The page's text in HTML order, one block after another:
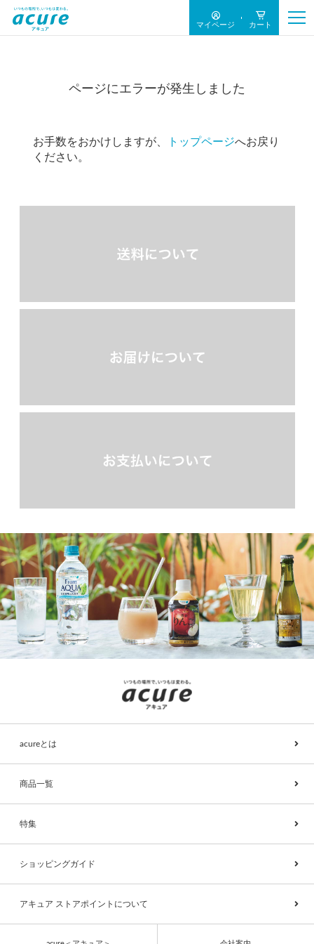
マイページ カート
ページにエラーが発生しました
お手数をおかけしますが、 トップページへお戻り
ください。
acureとは
商品一覧
特集
ショッピングガイド
アキュア ストアポイントについて